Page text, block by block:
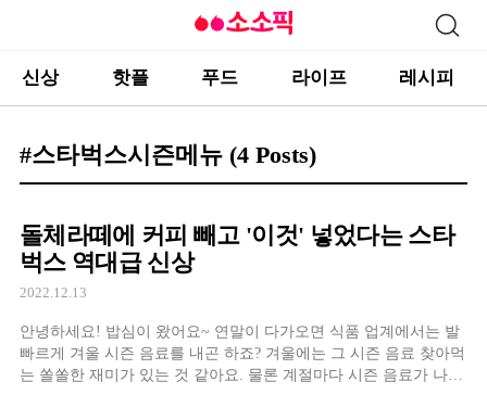
신상 핫플 푸드 라이프 레시피
#스타벅스시즌메뉴 (4 Posts)
돌체라떼에 커피 빼고 '이것' 넣었다는 스타
벅스 역대급 신상
2022.12.13
안녕하세요! 밥심이 왔어요~ 연말이 다가오면 식품 업계에서는 발
빠르게 겨울 시즌 음료를 내곤 하죠? 겨울에는 그 시즌 음료 찾아먹
는 쏠쏠한 재미가 있는 것 같아요. 물론 계절마다 시즌 음료가 나오